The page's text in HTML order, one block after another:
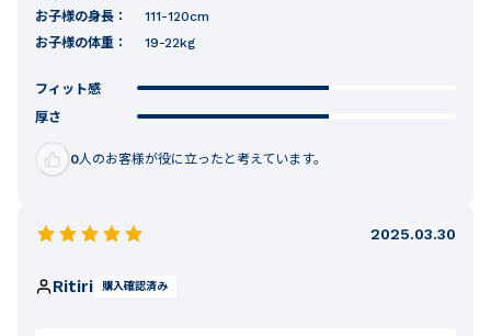
お子様の身長：
111-120cm
お子様の体重：
19-22kg
フィット感
厚さ
0人のお客様が役に立ったと考えています。
2025.03.30
Ritiri 購入確認済み